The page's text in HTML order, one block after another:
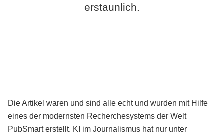
erstaunlich.
Die Artikel waren und sind alle echt und wurden mit Hilfe
eines der modernsten Recherchesystems der Welt
PubSmart erstellt. KI im Journalismus hat nur unter